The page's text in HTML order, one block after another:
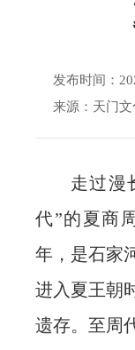
发布时间：
来源：天门文
走过漫
代”的夏商
年，是石家
进入夏王朝
遗存。至周